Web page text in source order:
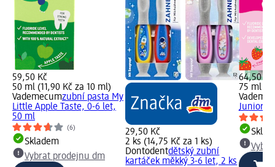
59,50 Kč
50 ml (11,90 Kč za 10 ml)
Vademecumzubní pasta My
Little Apple Taste, 0-6 let,
50 ml
(6)
Skladem
Vybrat prodejnu dm
29,50 Kč
2 ks (14,75 Kč za 1 ks)
Dontodentdětský zubní
kartáček měkký 3-6 let, 2 ks
64,50 Kč
75 ml
Junior